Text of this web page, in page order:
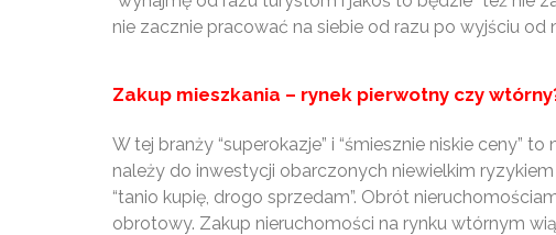
nie zacznie pracować na siebie od razu po wyjściu od
Zakup mieszkania – rynek pierwotny czy
W tej branży “superokazje” i “śmiesznie niskie ceny”
należy do inwestycji obarczonych niewielkim
“tanio kupię, drogo sprzedam”. Obrót
obrotowy. Zakup nieruchomości na rynku wtórnym